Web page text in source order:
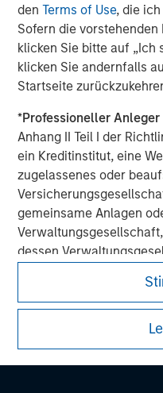
denTerms of Use, die
Sofern die vorstehenden
klicken Sie bitte auf „Ich
klicken Sie andernfalls
Startseite
*Professioneller Anleger
Anhang II Teil I der
ein Kreditinstitut, eine
zugelassenes oder
gemeinsame Anlagen
dessen
institutioneller Anleger,
auf den Finanzmärkten
beaufsichtigt werden
das mindestens zwei
Größenanforderungen
Morgan Stanley
Morgan Stanley